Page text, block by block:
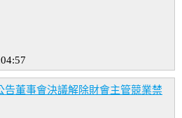
告董事會決議解除財會主管競業禁